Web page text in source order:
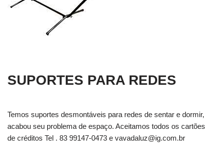
SUPORTES PARA REDES
Temos suportes desmontáveis para redes de sentar e dormir,
acabou seu problema de espaço. Aceitamos todos os cartões
de créditos Tel . 83 99147-0473 e vavadaluz@ig.com.br